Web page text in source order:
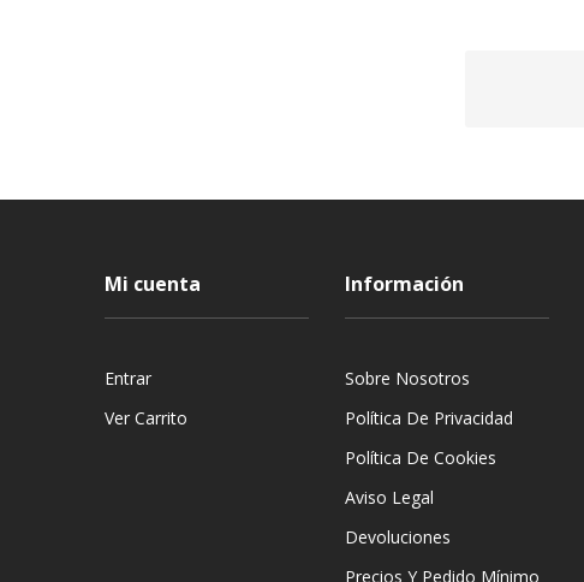
Mi cuenta
Entrar
Ver Carrito
Información
Sobre Nosotros
Política De Privacidad
Política De Cookies
Aviso Legal
Devoluciones
Precios Y Pedido Mínimo